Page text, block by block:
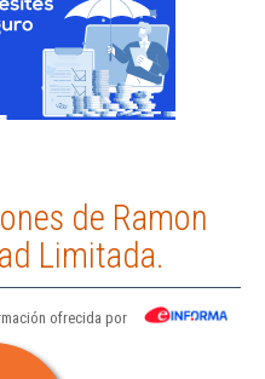
de Ramon
Limitada.
ofrecida por